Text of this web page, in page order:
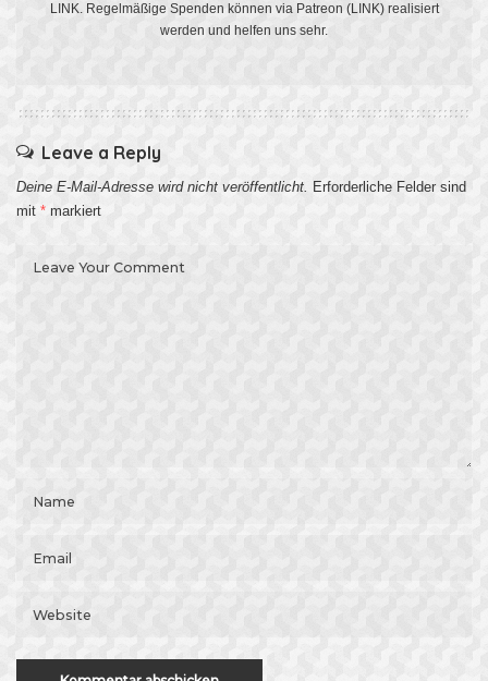
LINK. Regelmäßige Spenden können via Patreon (LINK)realisiert
werden und helfen uns sehr.
Leave a Reply
Deine E-Mail-Adresse wird nicht veröffentlicht. Erforderliche Felder sind
mit * markiert